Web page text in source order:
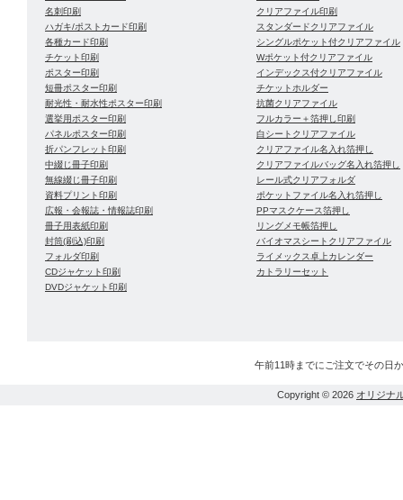
名刺印刷
ハガキ/ポストカード印刷
各種カード印刷
チケット印刷
ポスター印刷
短冊ポスター印刷
耐光性・耐水性ポスター印刷
選挙用ポスター印刷
パネルポスター印刷
折パンフレット印刷
中綴じ冊子印刷
無線綴じ冊子印刷
資料プリント印刷
広報・会報誌・情報誌印刷
冊子用表紙印刷
封筒(刷込)印刷
フォルダ印刷
CDジャケット印刷
DVDジャケット印刷
クリアファイル印刷
スタンダードクリアファイル
シングルポケット付クリアファイル
Wポケット付クリアファイル
インデックス付クリアファイル
チケットホルダー
抗菌クリアファイル
フルカラー＋箔押し印刷
白シートクリアファイル
クリアファイル名入れ箔押し
クリアファイルバッグ名入れ箔押し
レール式クリアフォルダ
ポケットファイル名入れ箔押し
PPマスクケース箔押し
リングメモ帳箔押し
バイオマスシートクリアファイル
ライメックス卓上カレンダー
カトラリーセット
午前11時までにご注文でその日
Copyright © 2026 オリジナ